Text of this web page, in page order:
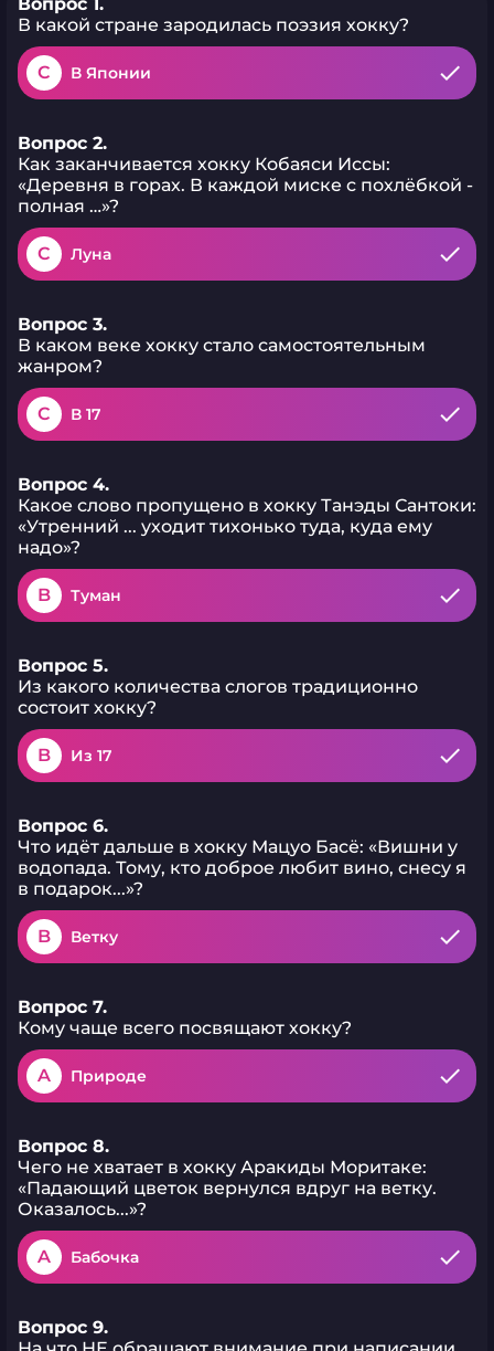
В какой стране зародилась поэзия хокку?
C В Японии
Вопрос 2.
Как заканчивается хокку Кобаяси Иссы:
«Деревня в горах. В каждой миске с похлёбкой -
полная …»?
C Луна
Вопрос 3.
В каком веке хокку стало самостоятельным
жанром?
C В 17
Вопрос 4.
Какое слово пропущено в хокку Танэды Сантоки:
«Утренний ... уходит тихонько туда, куда ему
надо»?
B Туман
Вопрос 5.
Из какого количества слогов традиционно
состоит хокку?
B Из 17
Вопрос 6.
Что идёт дальше в хокку Мацуо Басё: «Вишни у
водопада. Тому, кто доброе любит вино, снесу я
в подарок...»?
B Ветку
Вопрос 7.
Кому чаще всего посвящают хокку?
A Природе
Вопрос 8.
Чего не хватает в хокку Аракиды Моритаке:
«Падающий цветок вернулся вдруг на ветку.
Оказалось...»?
A Бабочка
Вопрос 9.